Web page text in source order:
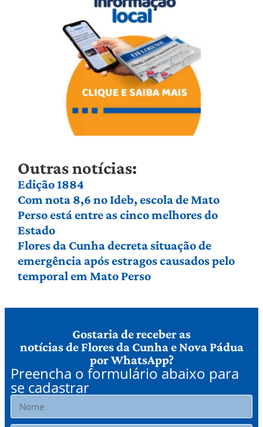
Outras notícias:
Edição 1884
Com nota 8,6 no Ideb, escola de Mato
Perso está entre as cinco melhores do
Estado
Flores da Cunha decreta situação de
emergência após estragos causados pelo
temporal em Mato Perso
Gostaria de receber as
notícias de Flores da Cunha e Nova Pádua
por WhatsApp?
Preencha o formulário abaixo para
se cadastrar